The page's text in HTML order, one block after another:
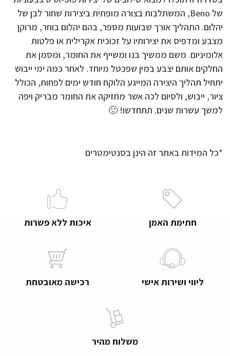
של Beno, המשתלבות בצורה מופתית ביצירות שחור לבן של
יהלום. התהליך אורך שבועות מספר, בהם יהלום בוחר, מרוקן
מצבע ומדפיס את יצירותיו על זכוכית אקרילית או פלטות
אלומיניום. משם ממשיך בנו ומשייף את החומר, ומסמן את
החלקים אותם יצבע במין שפכטל מיוחד. לאחר כמה ימי ייבוש
יתחיל תהליך היצירה המייגע הלוקח חודש ימים לפחות, הכולל
ציור, ייבוש, ולסיום לכה אשר מחזיקה את החומר מבריק ויפה
למשך עשרות שנים. תתחדשו! 🙂
*כל המידות באתר זה הינן בסנטימטרים
חתימת האמן איכות ללא פשרות
ליווי ושירות אישי רכישה מאובטחת
משלוח מהיר